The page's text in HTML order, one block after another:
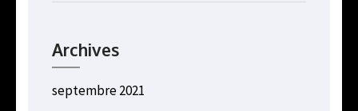
Archives
septembre 2021